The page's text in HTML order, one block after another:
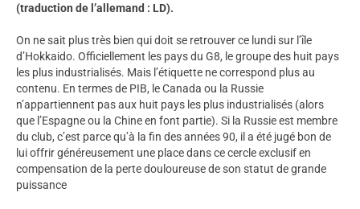
(traduction de l’allemand : LD).
On ne sait plus très bien qui doit se retrouver ce lundi sur l’île
d’Hokkaido. Officiellement les pays du G8, le groupe des huit pays
les plus industrialisés. Mais l’étiquette ne correspond plus au
contenu. En termes de PIB, le Canada ou la Russie
n’appartiennent pas aux huit pays les plus industrialisés (alors
que l’Espagne ou la Chine en font partie). Si la Russie est membre
du club, c’est parce qu’à la fin des années 90, il a été jugé bon de
lui offrir généreusement une place dans ce cercle exclusif en
compensation de la perte douloureuse de son statut de grande
puissance